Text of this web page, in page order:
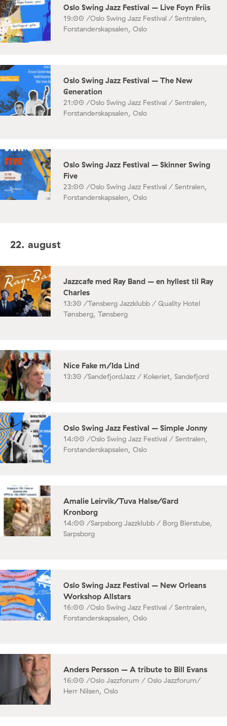
Oslo Swing Jazz Festival – Live Foyn Friis
19:00 /Oslo Swing Jazz Festival / Sentralen,
Forstanderskapsalen, Oslo
Oslo Swing Jazz Festival – The New
Generation
21:00 /Oslo Swing Jazz Festival / Sentralen,
Forstanderskapsalen, Oslo
Oslo Swing Jazz Festival – Skinner Swing
Five
23:00 /Oslo Swing Jazz Festival / Sentralen,
Forstanderskapsalen, Oslo
22. august
Jazzcafe med Ray Band – en hyllest til Ray
Charles
13:30 /Tønsberg Jazzklubb / Quality Hotel
Tønsberg, Tønsberg
Nice Fake m/Ida Lind
13:30 /SandefjordJazz / Kokeriet, Sandefjord
Oslo Swing Jazz Festival – Simple Jonny
14:00 /Oslo Swing Jazz Festival / Sentralen,
Forstanderskapsalen, Oslo
Amalie Leirvik/Tuva Halse/Gard
Kronborg
14:00 /Sarpsborg Jazzklubb / Borg Bierstube,
Sarpsborg
Oslo Swing Jazz Festival – New Orleans
Workshop Allstars
16:00 /Oslo Swing Jazz Festival / Sentralen,
Forstanderskapsalen, Oslo
Anders Persson – A tribute to Bill Evans
16:00 /Oslo Jazzforum / Oslo Jazzforum/
Herr Nilsen, Oslo